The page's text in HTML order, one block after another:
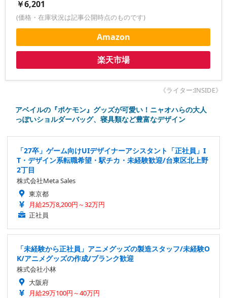
￥6,201
(価格・在庫状況は記事公開時点のものです)
Amazon
楽天市場
《ライター:INSIDE》
アベイルの『ポケモン』グッズが可愛い！ニャオハらの大人
っぽいショルダーバッグ、寝具類など豊富なデザイン
「27卒」ゲーム向けUIデザイナーアシスタント「正社員」I
T・デザイン系転職希望・駅チカ・未経験歓迎/台東区北上野
2丁目
株式会社Meta Sales
東京都
月給25万8,200円～32万円
正社員
「未経験から正社員」アニメグッズの製造スタッフ/未経験O
K/アニメグッズの作成/ブランク歓迎
株式会社小林
大阪府
月給29万100円～40万円